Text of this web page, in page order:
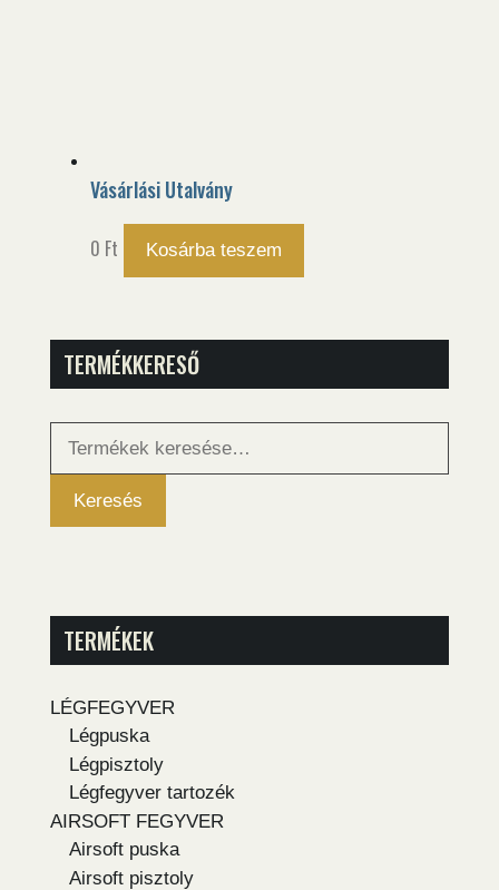
Vásárlási Utalvány
0 Ft Kosárba teszem
TERMÉKKERESŐ
Keresés
Keresés
TERMÉKEK
LÉGFEGYVER
Légpuska
Légpisztoly
Légfegyver tartozék
AIRSOFT FEGYVER
Airsoft puska
Airsoft pisztoly